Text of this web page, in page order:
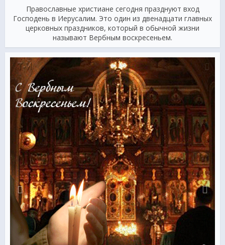
Православные христиане сегодня празднуют вход
Господень в Иерусалим. Это один из двенадцати главных
церковных праздников, который в обычной жизни
называют Вербным воскресеньем.